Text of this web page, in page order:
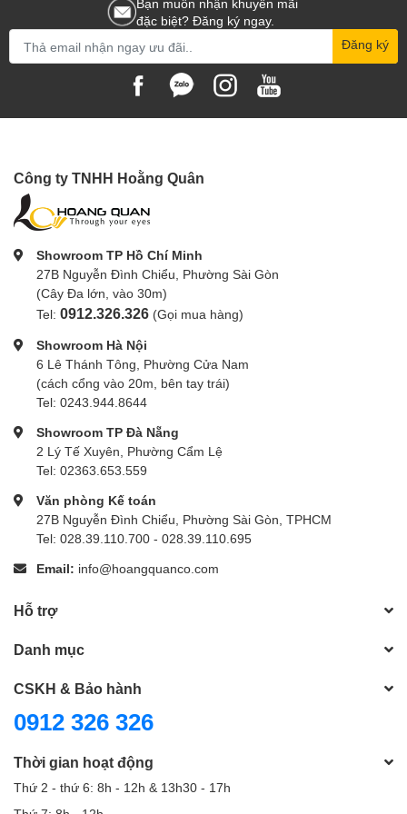
hiệu quả cho việc tạo ra những nội dung chất lượng cao.
khích sự sáng tạo và giúp người dùng hiện thực hóa những ý tưởng độc
hoangquanco.com để tìm được sản phẩm phù hợp với nhu cầu quay
chụp sáng tạo.
Bạn muốn nhận khuyến mãi
đặc biệt? Đăng ký ngay.
Đăng ký
Công ty TNHH Hoằng Quân
Showroom TP Hồ Chí Minh
27B Nguyễn Đình Chiểu, Phường Sài Gòn
(Cây Đa lớn, vào 30m)
Tel: 0912.326.326 (Gọi mua hàng)
Showroom Hà Nội
6 Lê Thánh Tông, Phường Cửa Nam
(cách cổng vào 20m, bên tay trái)
Tel: 0243.944.8644
Showroom TP Đà Nẵng
2 Lý Tế Xuyên, Phường Cẩm Lệ
Tel: 02363.653.559
Văn phòng Kế toán
27B Nguyễn Đình Chiểu, Phường Sài Gòn, TPHCM
Tel: 028.39.110.700 - 028.39.110.695
Email: info@hoangquanco.com
Hỗ trợ
Danh mục
CSKH & Bảo hành
0912 326 326
Thời gian hoạt động
Thứ 2 - thứ 6: 8h - 12h & 13h30 - 17h